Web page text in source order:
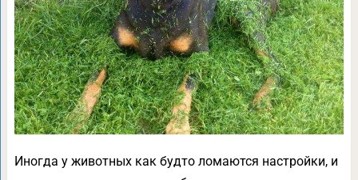
Иногда у животных как будто ломаются настройки, и